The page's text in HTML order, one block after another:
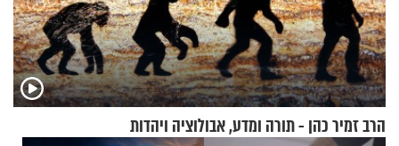
הרב זמיר כהן - תורה ומדע, אבולוציה ויהדות